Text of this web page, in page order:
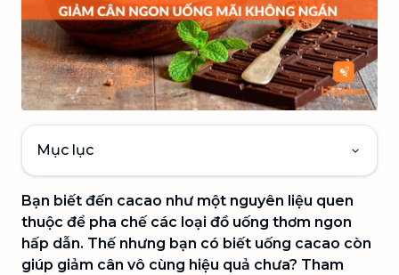
Mục lục
Bạn biết đến cacao như một nguyên liệu quen
thuộc để pha chế các loại đồ uống thơm ngon
hấp dẫn. Thế nhưng bạn có biết uống cacao còn
giúp giảm cân vô cùng hiệu quả chưa? Tham